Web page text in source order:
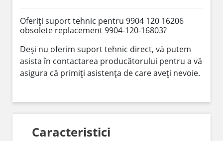
Oferiți suport tehnic pentru 9904 120 16206
obsolete replacement 9904-120-16803?
Deși nu oferim suport tehnic direct, vă putem
asista în contactarea producătorului pentru a vă
asigura că primiți asistența de care aveți nevoie.
Caracteristici